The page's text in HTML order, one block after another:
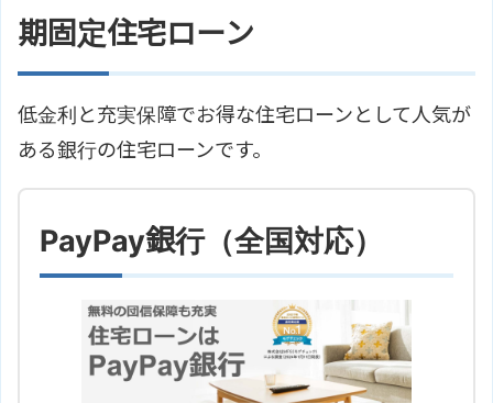
期固定住宅ローン
低金利と充実保障でお得な住宅ローンとして人気が
ある銀行の住宅ローンです。
PayPay銀行（全国対応）